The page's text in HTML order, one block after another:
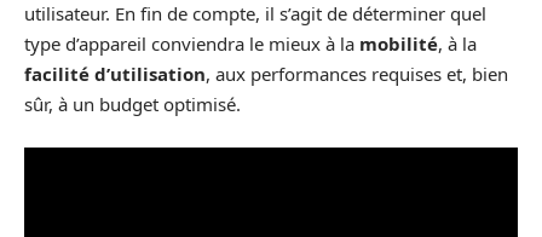
utilisateur. En fin de compte, il s’agit de déterminer quel
type d’appareil conviendra le mieux à la mobilité, à la
facilité d’utilisation, aux performances requises et, bien
sûr, à un budget optimisé.